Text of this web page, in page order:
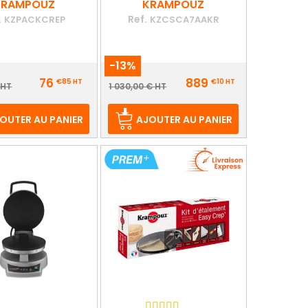
KZPACKCREP
76€85 HT
AU PANIER
KRAMPOUZ
Ref. KZCSCA7AAKR
-13%
Prix
Prix
base
1 030,00 € HT 889€10 HT
AJOUTER AU PANIER